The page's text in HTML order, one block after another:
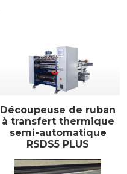
Découpeuse de ruban
à transfert thermique
semi-automatique
RSDS5 PLUS